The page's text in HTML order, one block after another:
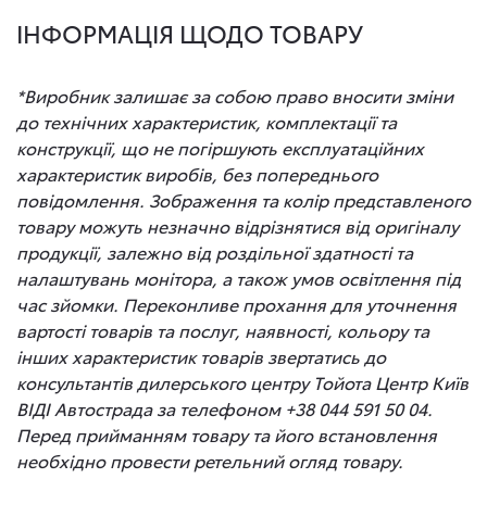
ІНФОРМАЦІЯ ЩОДО ТОВАРУ
*Виробник залишає за собою право вносити зміни
до технічних характеристик, комплектації та
конструкції, що не погіршують експлуатаційних
характеристик виробів, без попереднього
повідомлення. Зображення та колір представленого
товару можуть незначно відрізнятися від оригіналу
продукції, залежно від роздільної здатності та
налаштувань монітора, а також умов освітлення під
час зйомки. Переконливе прохання для уточнення
вартості товарів та послуг, наявності, кольору та
інших характеристик товарів звертатись до
консультантів дилерського центру Тойота Центр Київ
ВІДІ Автострада за телефоном +38 044 591 50 04.
Перед прийманням товару та його встановлення
необхідно провести ретельний огляд товару.